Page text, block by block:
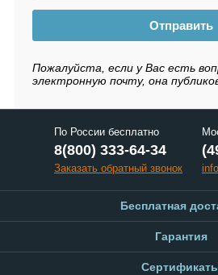
Отправить
Пожалуйста, если у Вас есть
электронную почту, она
По России бесплатно
8(800) 333-64-34
Заказать обратный звонок
Бесплатная
Гарантия